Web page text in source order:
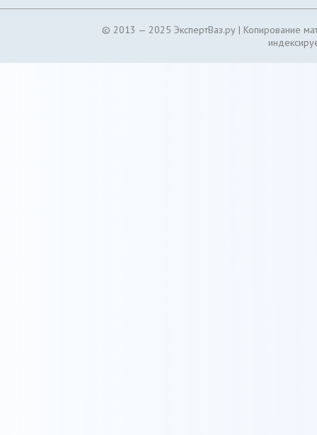
© 2013 — 2025 ЭкспертВаз.ру | Копирование